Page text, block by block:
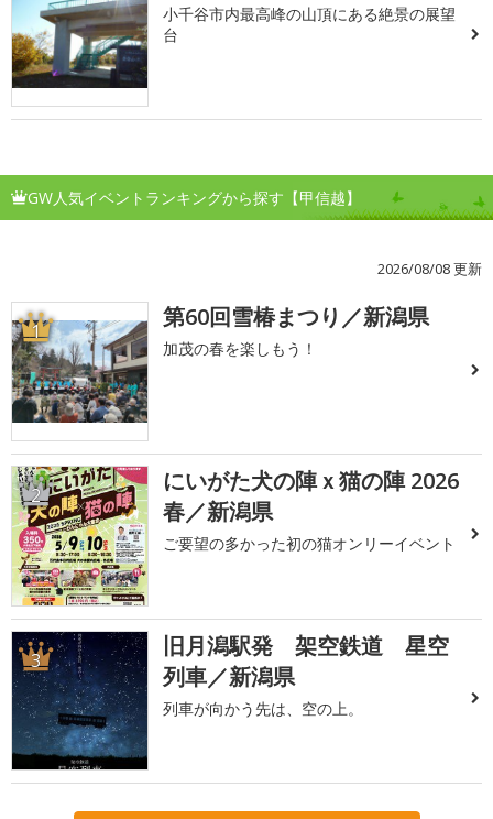
小千谷市内最高峰の山頂にある絶景の展望
台
GW人気イベントランキングから探す【甲信越】
2026/08/08 更新
1 第60回雪椿まつり／新潟県
加茂の春を楽しもう！
2
にいがた犬の陣ｘ猫の陣 2026
春／新潟県
ご要望の多かった初の猫オンリーイベント
3
旧月潟駅発 架空鉄道 星空
列車／新潟県
列車が向かう先は、空の上。